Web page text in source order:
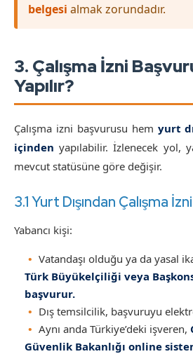
belgesi almak zorundadır.
3. Çalışma İzni
Yapılır?
Çalışma izni başvurusu hem yurt
içinden yapılabilir. İzlenecek yol,
mevcut statüsüne göre değişir.
3.1 Yurt Dışından Çalışma
Yabancı kişi:
Vatandaşı olduğu ya da yasal
Türk Büyükelçiliği veya
başvurur.
Dış temsilcilik, başvuruyu
Aynı anda Türkiye’deki işveren,
Güvenlik Bakanlığı online